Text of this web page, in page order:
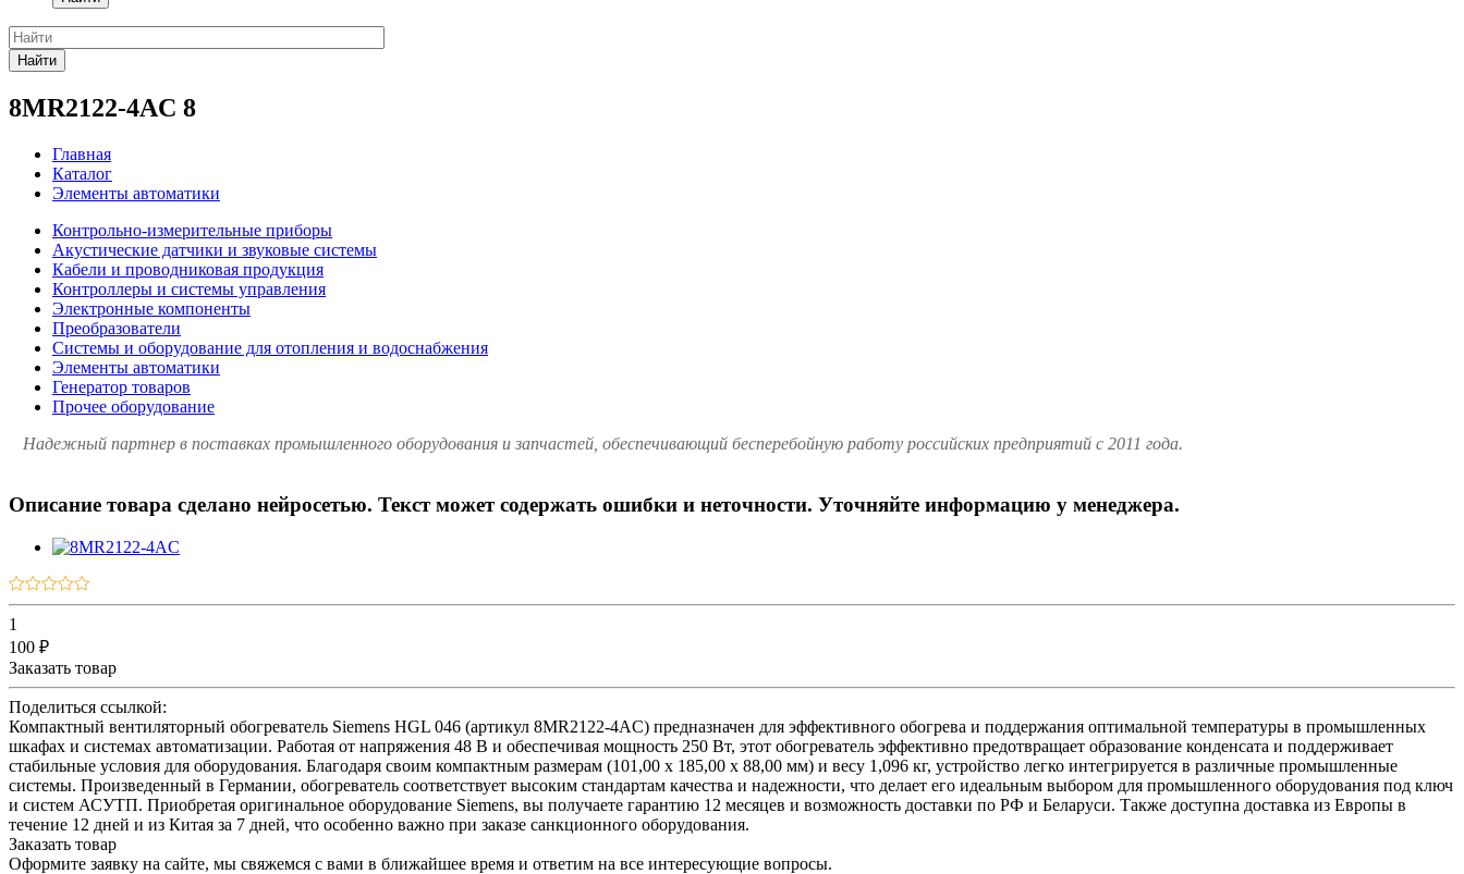
Найти
8MR2122-4AC 8
Главная
Каталог
Элементы автоматики
Контрольно-измерительные приборы
Акустические датчики и звуковые системы
Кабели и проводниковая продукция
Контроллеры и системы управления
Электронные компоненты
Преобразователи
Системы и оборудование для отопления и водоснабжения
Элементы автоматики
Генератор товаров
Прочее оборудование
Надежный партнер в поставках промышленного оборудования и запчастей, обеспечивающий бесперебойную работу российских предприятий с 2011 года.
Описание товара сделано нейросетью. Текст может содержать ошибки и неточности. Уточняйте информацию у менеджера.
1
100 ₽
Заказать товар
Поделиться ссылкой:
Компактный вентиляторный обогреватель Siemens HGL 046 (артикул 8MR2122-4AC) предназначен для эффективного обогрева и поддержания оптимальной температуры в промышленных
шкафах и системах автоматизации. Работая от напряжения 48 В и обеспечивая мощность 250 Вт, этот обогреватель эффективно предотвращает образование конденсата и поддерживает
стабильные условия для оборудования. Благодаря своим компактным размерам (101,00 x 185,00 x 88,00 мм) и весу 1,096 кг, устройство легко интегрируется в различные промышленные
системы. Произведенный в Германии, обогреватель соответствует высоким стандартам качества и надежности, что делает его идеальным выбором для промышленного оборудования под ключ
и систем АСУТП. Приобретая оригинальное оборудование Siemens, вы получаете гарантию 12 месяцев и возможность доставки по РФ и Беларуси. Также доступна доставка из Европы в
течение 12 дней и из Китая за 7 дней, что особенно важно при заказе санкционного оборудования.
Заказать товар
Оформите заявку на сайте, мы свяжемся с вами в ближайшее время и ответим на все интересующие вопросы.